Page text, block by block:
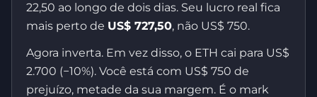
22,50 ao longo de dois dias. Seu lucro real fica
mais perto de US$ 727,50, não US$ 750.
Agora inverta. Em vez disso, o ETH cai para US$
2.700 (−10%). Você está com US$ 750 de
prejuízo, metade da sua margem. É o mark